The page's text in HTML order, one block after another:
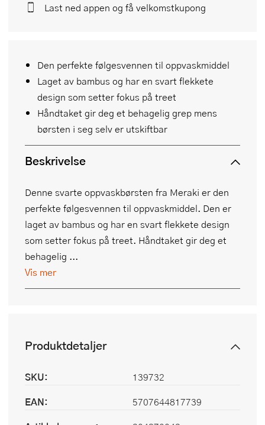
Den perfekte følgesvennen til oppvaskmiddel
Laget av bambus og har en svart flekkete
design som setter fokus på treet
Håndtaket gir deg et behagelig grep mens
børsten i seg selv er utskiftbar
Beskrivelse
Denne svarte oppvaskbørsten fra Meraki er den
perfekte følgesvennen til oppvaskmiddel. Den er
laget av bambus og har en svart flekkete design
som setter fokus på treet. Håndtaket gir deg et
behagelig ...
Vis mer
Last ned appen og få velkomstkupong
Produktdetaljer
SKU:
139732
EAN:
5707644817739